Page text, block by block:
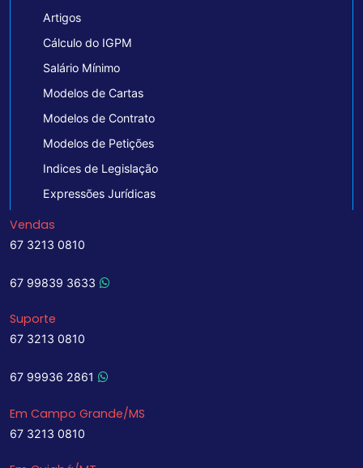
Artigos
Cálculo do IGPM
Salário Mínimo
Modelos de Cartas
Modelos de Contrato
Modelos de Petições
Indices de Legislação
Expressões Jurídicas
Vendas
67 3213 0810
67 99839 3633
Suporte
67 3213 0810
67 99936 2861
Em Campo Grande/MS
67 3213 0810